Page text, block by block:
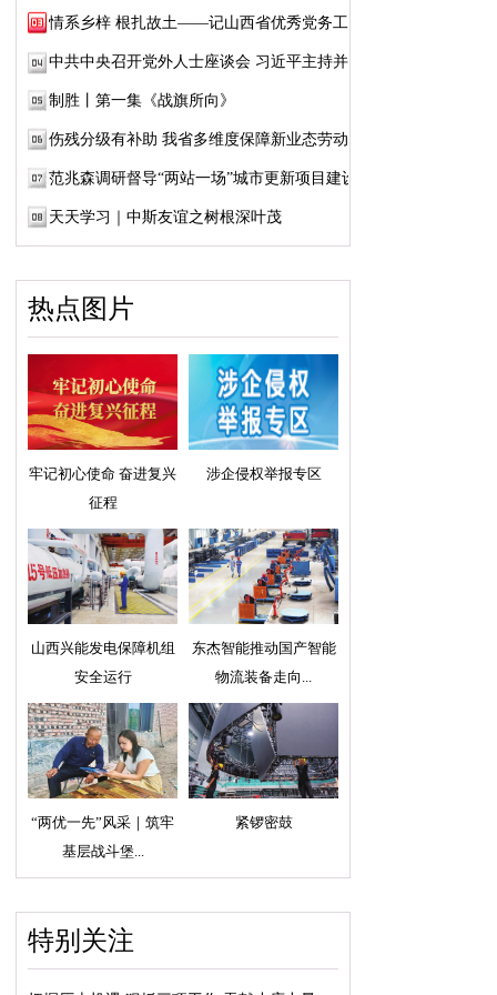
情系乡梓 根扎故土——记山西省优秀党务工作...
中共中央召开党外人士座谈会 习近平主持并发...
制胜丨第一集《战旗所向》
伤残分级有补助 我省多维度保障新业态劳动者...
范兆森调研督导“两站一场”城市更新项目建设
天天学习｜中斯友谊之树根深叶茂
热点图片
牢记初心使命 奋进复兴
征程
涉企侵权举报专区
山西兴能发电保障机组
安全运行
东杰智能推动国产智能
物流装备走向...
“两优一先”风采｜筑牢
基层战斗堡...
紧锣密鼓
特别关注